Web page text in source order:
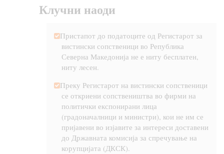
Клучни наоди
Пристапот до податоците од Регистарот за
вистински сопственици во Република
Северна Македонија не е ниту бесплатен,
ниту лесен.
Преку Регистарот на вистински сопственици
се откриени сопствеништва во фирми на
политички експонирани лица
(градоначалници и министри), кои не им се
пријавени во изјавите за интереси доставени
до Државната комисија за спречување на
корупцијата (ДКСК).